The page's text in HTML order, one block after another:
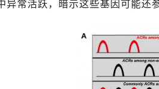
异常活跃，暗示这些基因可能还